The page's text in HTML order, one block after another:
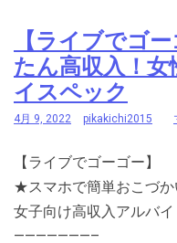
【ライブでゴ
たん高収入！女
イスペック
4月 9, 2022 pikakichi2015
【ライブでゴーゴー】
★スマホで簡単おこづか
女子向け高収入アルバイ
———————–